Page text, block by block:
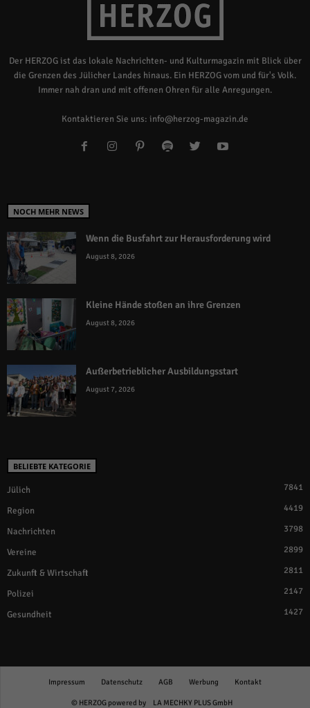
Der HERZOG ist das lokale Nachrichten- und Kulturmagazin mit Blick über
die Grenzen des Jülicher Landes hinaus. Ein HERZOG vom und für's Volk.
Immer nah dran und mit offenen Ohren für alle Anregungen.
Kontaktieren Sie uns: info@herzog-magazin.de
NOCH MEHR NEWS
Wenn die Busfahrt zur Herausforderung wird
August 8, 2026
Kleine Hände stoßen an ihre Grenzen
August 8, 2026
Außerbetrieblicher Ausbildungsstart
August 7, 2026
BELIEBTE KATEGORIE
Jülich 7841
Region 4419
Nachrichten 3798
Vereine 2899
Zukunft & Wirtschaft 2811
Polizei 2147
Gesundheit 1427
Impressum Datenschutz AGB Werbung Kontakt
© HERZOG powered by LA MECHKY PLUS GmbH